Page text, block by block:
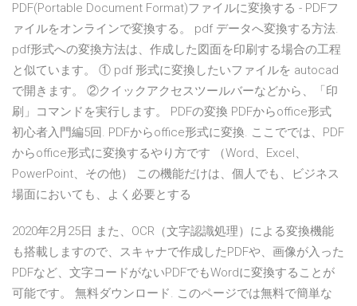
PDF(Portable Document Format)ファイルに変換する - PDFフ
ァイルをオンラインで変換する。 pdf データへ変換する方法.
pdf形式への変換方法は、作成した図面を印刷する場合の工程
と似ています。 ① pdf 形式に変換したいファイルを autocad
で開きます。 ②クイックアクセスツールバーなどから、「印
刷」コマンドを実行します。 PDFの変換 PDFからoffice形式
初心者入門編5回. PDFからoffice形式に変換. ここででは、PDF
からoffice形式に変換するやり方です （Word、Excel、
PowerPoint、その他） この機能だけは、個人でも、ビジネス
場面においても、よく必要とする
2020年2月25日 また、OCR（文字認識処理）による変換機能
も搭載しますので、スキャナで作成したPDFや、画像が入った
PDFなど、文字コードがないPDFでもWordに変換することが
可能です。 無料ダウンロード. このページでは無料で簡単な